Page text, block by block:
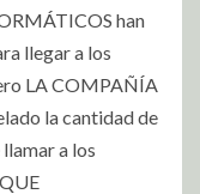
han
llegar a los
LA COMPAÑÍA
la cantidad de
a los